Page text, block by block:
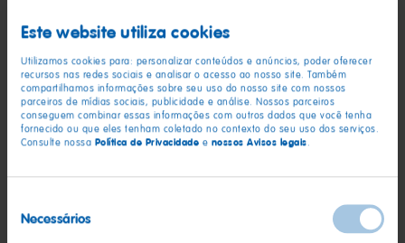
Este website utiliza cookies
Utilizamos cookies para: personalizar conteúdos e anúncios, poder oferecer
recursos nas redes sociais e analisar o acesso ao nosso site. Também
compartilhamos informações sobre seu uso do nosso site com nossos
parceiros de mídias sociais, publicidade e análise. Nossos parceiros
conseguem combinar essas informações com outros dados que você tenha
fornecido ou que eles tenham coletado no contexto do seu uso dos serviços.
Consulte nossa Política de Privacidade e nossos Avisos legais.
deNecessários
Sociedade